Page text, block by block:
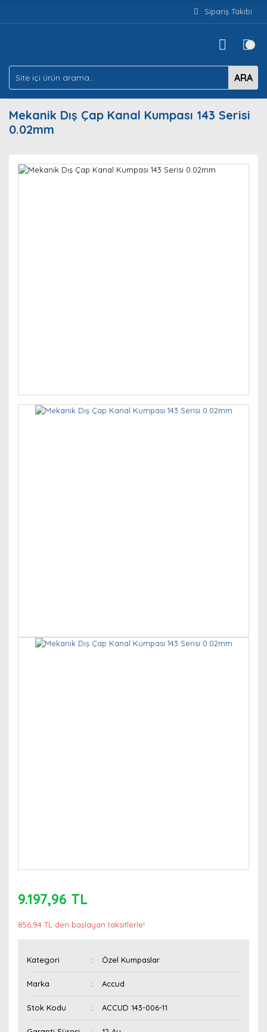
Sipariş Takibi
ARA
Mekanik Dış Çap Kanal Kumpası 143 Serisi
0.02mm
9.197,96 TL
856,94 TL den başlayan taksitlerle!
Kategori Özel Kumpaslar
Marka Accud
Stok Kodu ACCUD 143-006-11